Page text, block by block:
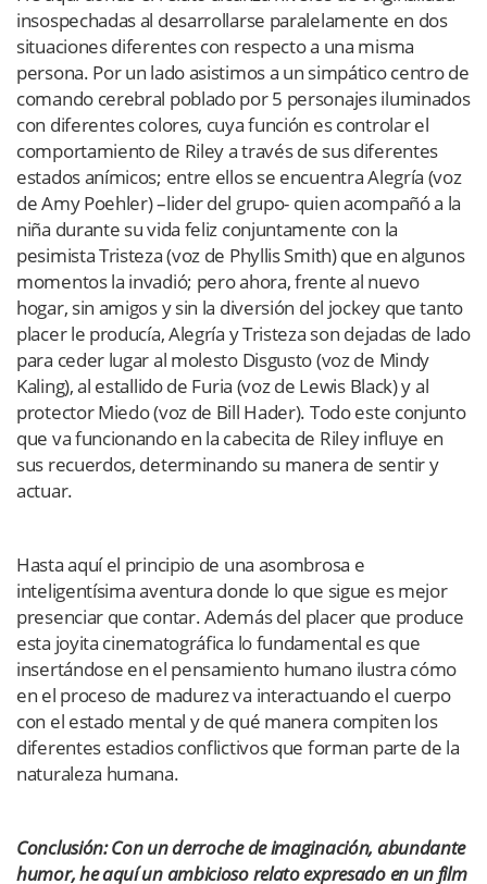
insospechadas al desarrollarse paralelamente en dos
situaciones diferentes con respecto a una misma
persona. Por un lado asistimos a un simpático centro de
comando cerebral poblado por 5 personajes iluminados
con diferentes colores, cuya función es controlar el
comportamiento de Riley a través de sus diferentes
estados anímicos; entre ellos se encuentra Alegría (voz
de Amy Poehler) –lider del grupo- quien acompañó a la
niña durante su vida feliz conjuntamente con la
pesimista Tristeza (voz de Phyllis Smith) que en algunos
momentos la invadió; pero ahora, frente al nuevo
hogar, sin amigos y sin la diversión del jockey que tanto
placer le producía, Alegría y Tristeza son dejadas de lado
para ceder lugar al molesto Disgusto (voz de Mindy
Kaling), al estallido de Furia (voz de Lewis Black) y al
protector Miedo (voz de Bill Hader). Todo este conjunto
que va funcionando en la cabecita de Riley influye en
sus recuerdos, determinando su manera de sentir y
actuar.
Hasta aquí el principio de una asombrosa e
inteligentísima aventura donde lo que sigue es mejor
presenciar que contar. Además del placer que produce
esta joyita cinematográfica lo fundamental es que
insertándose en el pensamiento humano ilustra cómo
en el proceso de madurez va interactuando el cuerpo
con el estado mental y de qué manera compiten los
diferentes estadios conflictivos que forman parte de la
naturaleza humana.
Conclusión: Con un derroche de imaginación, abundante
humor, he aquí un ambicioso relato expresado en un film